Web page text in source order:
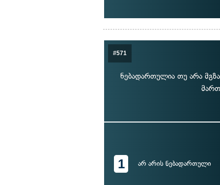
#571
ნებადართულია თუ არა
1 არ არის ნებადართული